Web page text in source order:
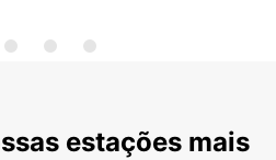
estações mais